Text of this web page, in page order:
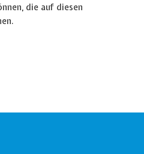
die auf diesen